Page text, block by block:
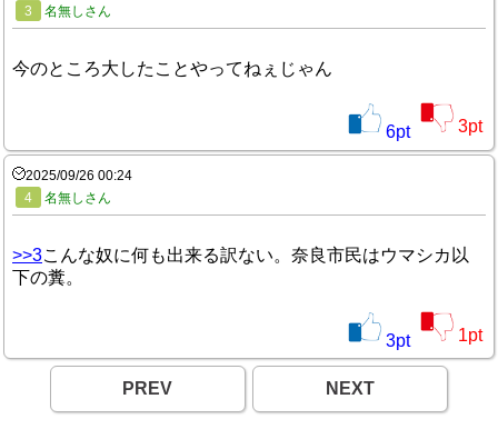
3
名無しさん
今のところ大したことやってねぇじゃん
6pt 3pt
2025/09/26 00:24
4
名無しさん
>>3こんな奴に何も出来る訳ない。奈良市民はウマシカ以
下の糞。
3pt 1pt
PREV NEXT